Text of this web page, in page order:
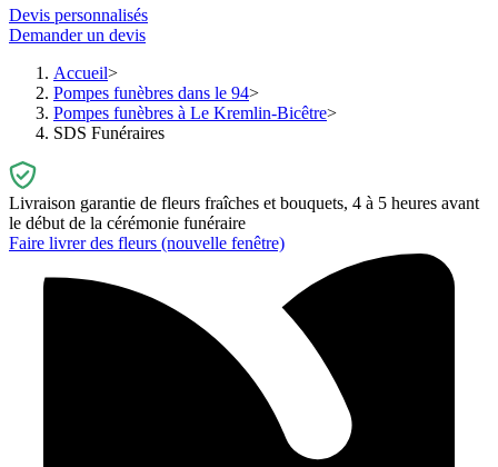
Devis personnalisés
Demander un devis
Accueil
Pompes funèbres dans le 94
Pompes funèbres à Le Kremlin-Bicêtre
SDS Funéraires
Livraison garantie de fleurs fraîches et bouquets, 4 à 5 heures avant
le début de la cérémonie funéraire
Faire livrer des fleurs (nouvelle fenêtre)